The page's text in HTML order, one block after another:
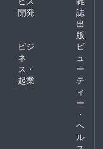
開発
誌
出
版
ビジ
ネ
ス・
起業
ビ
ュ
ー
テ
ィ
ー
・
ヘ
ル